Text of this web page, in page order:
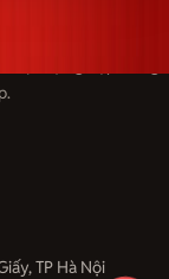
TP Hà Nội